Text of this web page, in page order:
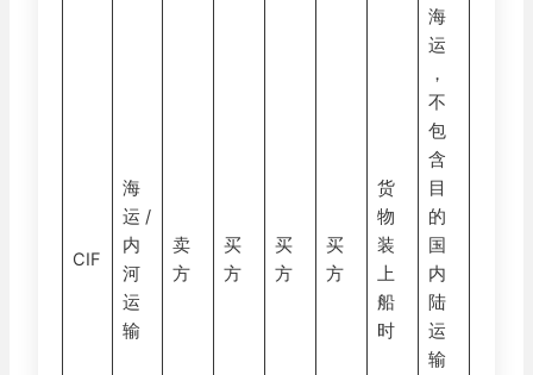
CIF
海
运 /
内
河
运
输
卖
方
买
方
买
方
买
方
货
物
装
上
船
时
海
运
，
不
包
含
目
的
国
内
陆
运
输